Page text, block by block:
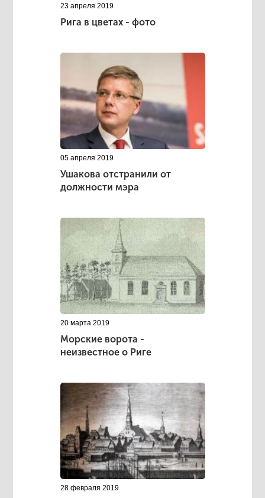
23 апреля 2019
Рига в цветах - фото
05 апреля 2019
Ушакова отстранили от
должности мэра
20 марта 2019
Морские ворота -
неизвестное о Риге
28 февраля 2019